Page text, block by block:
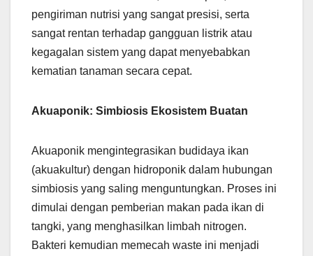
pengiriman nutrisi yang sangat presisi, serta
sangat rentan terhadap gangguan listrik atau
kegagalan sistem yang dapat menyebabkan
kematian tanaman secara cepat.
Akuaponik: Simbiosis Ekosistem Buatan
Akuaponik mengintegrasikan budidaya ikan
(akuakultur) dengan hidroponik dalam hubungan
simbiosis yang saling menguntungkan. Proses ini
dimulai dengan pemberian makan pada ikan di
tangki, yang menghasilkan limbah nitrogen.
Bakteri kemudian memecah waste ini menjadi